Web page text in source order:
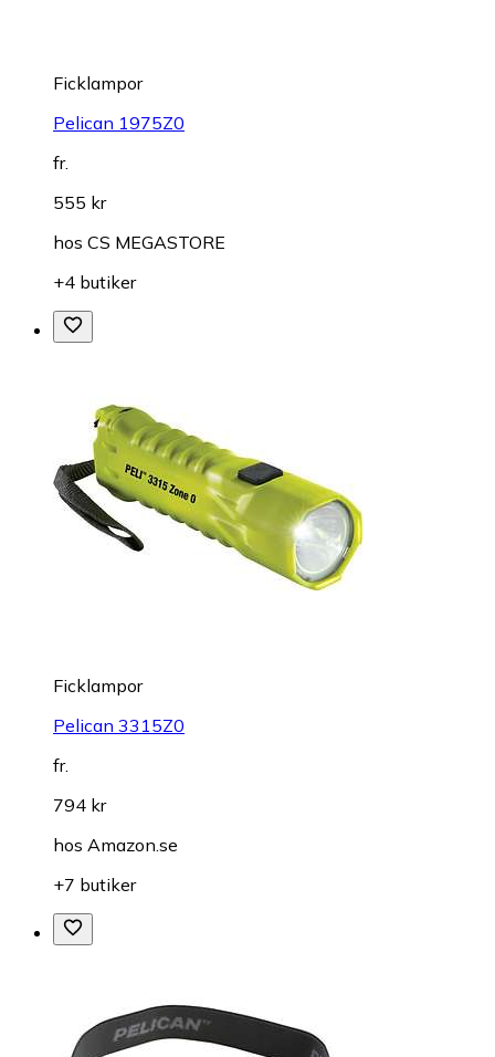
Ficklampor
Pelican 1975Z0
fr.
555 kr
hos CS MEGASTORE
+4 butiker
Ficklampor
Pelican 3315Z0
fr.
794 kr
hos Amazon.se
+7 butiker